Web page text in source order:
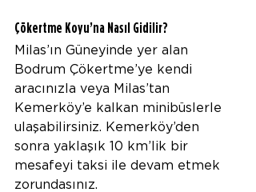
Çökertme Koyu’na Nasıl Gidilir?
Milas’ın Güneyinde yer alan
Bodrum Çökertme’ye kendi
aracınızla veya Milas’tan
Kemerköy’e kalkan minibüslerle
ulaşabilirsiniz. Kemerköy’den
sonra yaklaşık 10 km’lik bir
mesafeyi taksi ile devam etmek
zorundasınız.